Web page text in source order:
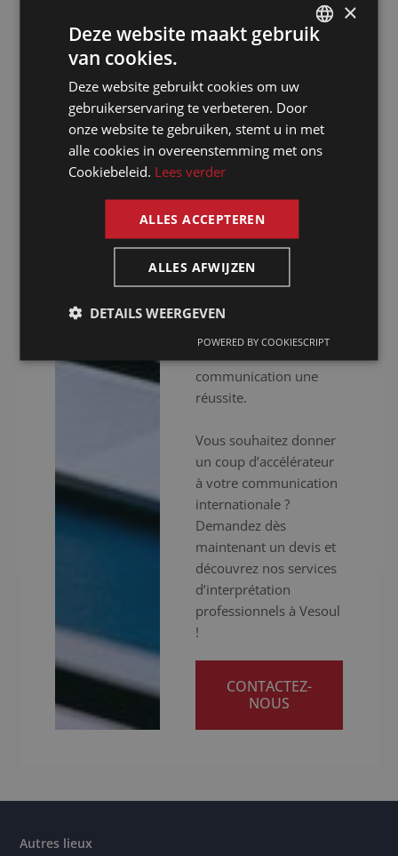
assurons une approche
professionnelle. Nous
de vous fournir des
interprètes
expérimentés, nous
mettons aussi à votre
disposition un
haut de gamme pour
que votre événement se
déroule sans accrocs.
Que vous organisiez
des réunions virtuelles,
hybrides ou en
communication une
réussite.
Vous souhaitez donner
un coup d’accélérateur
à votre communication
internationale ?
Demandez dès
maintenant un devis et
découvrez nos services
d’interprétation
professionnels à Vesoul
!
CONTACTEZ-
NOUS
Autres lieux
FRENCH
×
Deze website maakt gebruik
van cookies.
Deze website gebruikt cookies om uw
gebruikerservaring te verbeteren. Door
onze website te gebruiken, stemt u in met
alle cookies in overeenstemming met ons
Cookiebeleid. Lees verder
ALLES ACCEPTEREN
ALLES AFWIJZEN
DETAILS WEERGEVEN
POWERED BY COOKIESCRIPT